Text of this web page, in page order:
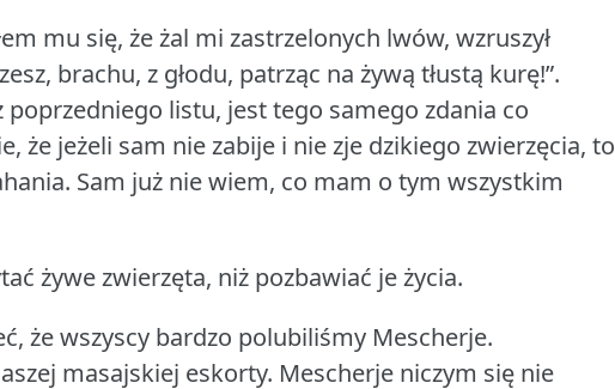
mu się, że żal mi zastrzelonych lwów, wzruszył
brachu, z głodu, patrząc na żywą tłustą kurę!”.
poprzedniego listu, jest tego samego zdania co
że jeżeli sam nie zabije i nie zje dzikiego zwierzęcia, to
Sam już nie wiem, co mam o tym wszystkim
żywe zwierzęta, niż pozbawiać je życia.
że wszyscy bardzo polubiliśmy Mescherje.
masajskiej eskorty. Mescherje niczym się nie